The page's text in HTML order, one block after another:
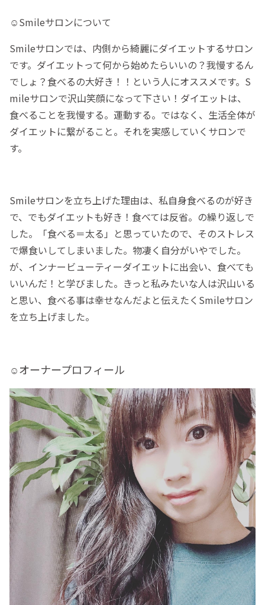
☺︎Smileサロンについて
Smileサロンでは、内側から綺麗にダイエットするサロン
です。ダイエットって何から始めたらいいの？我慢するん
でしょ？食べるの大好き！！という人にオススメです。S
mileサロンで沢山笑顔になって下さい！ダイエットは、
食べることを我慢する。運動する。ではなく、生活全体が
ダイエットに繋がること。それを実感していくサロンで
す。
Smileサロンを立ち上げた理由は、私自身食べるのが好き
で、でもダイエットも好き！食べては反省。の繰り返しで
した。「食べる＝太る」と思っていたので、そのストレス
で爆食いしてしまいました。物凄く自分がいやでした。
が、インナービューティーダイエットに出会い、食べても
いいんだ！と学びました。きっと私みたいな人は沢山いる
と思い、食べる事は幸せなんだよと伝えたくSmileサロン
を立ち上げました。
☺︎オーナープロフィール